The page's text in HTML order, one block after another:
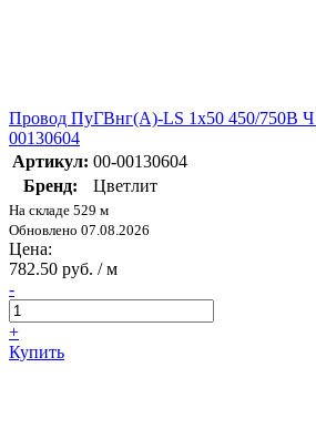
Провод ПуГВнг(А)-LS 1х50 450/750В Ч
00130604
Артикул: 00-00130604
Бренд:
Цветлит
На складе 529 м
Обновлено 07.08.2026
Цена:
782.50 руб. / м
-
+
Купить